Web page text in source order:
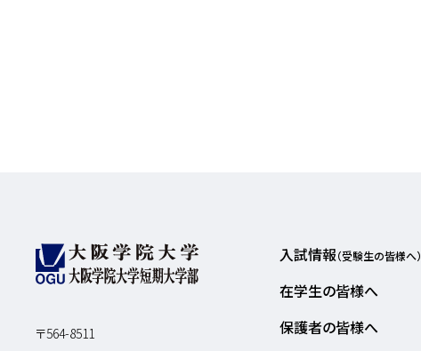
〒564-8511
入試情報（受験生の皆様へ）
在学生の皆様へ
保護者の皆様へ